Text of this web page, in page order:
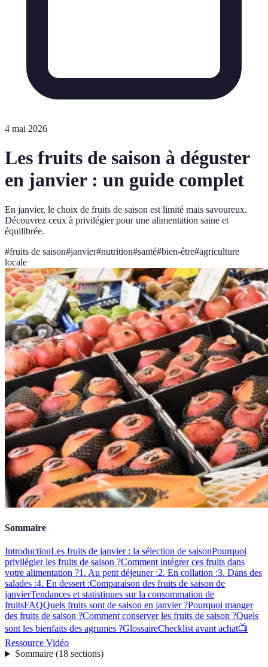
4 mai 2026
Les fruits de saison à déguster
en janvier : un guide complet
En janvier, le choix de fruits de saison est limité mais savoureux.
Découvrez ceux à privilégier pour une alimentation saine et
équilibrée.
#fruits de saison#janvier#nutrition#santé#bien-être#agriculture
locale
Sommaire
IntroductionLes fruits de janvier : la sélection de saisonPourquoi
privilégier les fruits de saison ?Comment intégrer ces fruits dans
votre alimentation ?1. Au petit déjeuner :2. En collation :3. Dans des
salades :4. En dessert :Comparaison des fruits de saison de
janvierTendances et statistiques sur la consommation de
fruitsFAQQuels fruits sont de saison en janvier ?Pourquoi manger
des fruits de saison ?Comment conserver les fruits de saison ?Quels
sont les bienfaits des agrumes ?GlossaireChecklist avant achat📺
Ressource Vidéo
Sommaire(18 sections)